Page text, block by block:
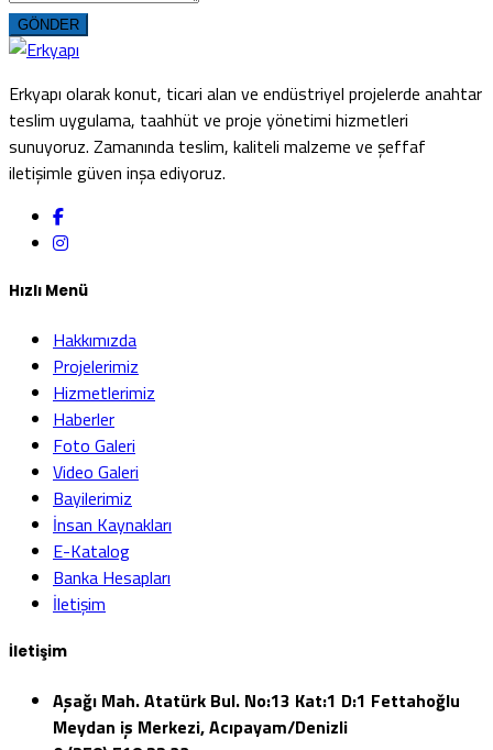
GÖNDER
Erkyapı olarak konut, ticari alan ve endüstriyel projelerde anahtar
teslim uygulama, taahhüt ve proje yönetimi hizmetleri
sunuyoruz. Zamanında teslim, kaliteli malzeme ve şeffaf
iletişimle güven inşa ediyoruz.
Hızlı Menü
Hakkımızda
Projelerimiz
Hizmetlerimiz
Haberler
Foto Galeri
Video Galeri
Bayilerimiz
İnsan Kaynakları
E-Katalog
Banka Hesapları
İletişim
İletişim
Aşağı Mah. Atatürk Bul. No:13 Kat:1 D:1 Fettahoğlu
Meydan iş Merkezi, Acıpayam/Denizli